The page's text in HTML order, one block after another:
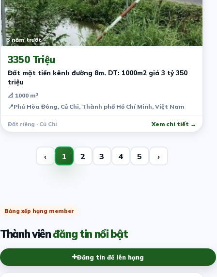
3 năm trước
3350 Triệu
Đất mặt tiền kênh đường 8m. DT: 1000m2 giá 3 tỷ 350
triệu
📐 1000 m²
📍Phú Hòa Đông, Củ Chi, Thành phố Hồ Chí Minh, Việt Nam
Đất riêng · Củ Chi Xem chi tiết →
‹ 1 2 3 4 5 ›
Bảng xếp hạng member
Thành viênđăng tin nổi bật
Đăng tin để lên hạng